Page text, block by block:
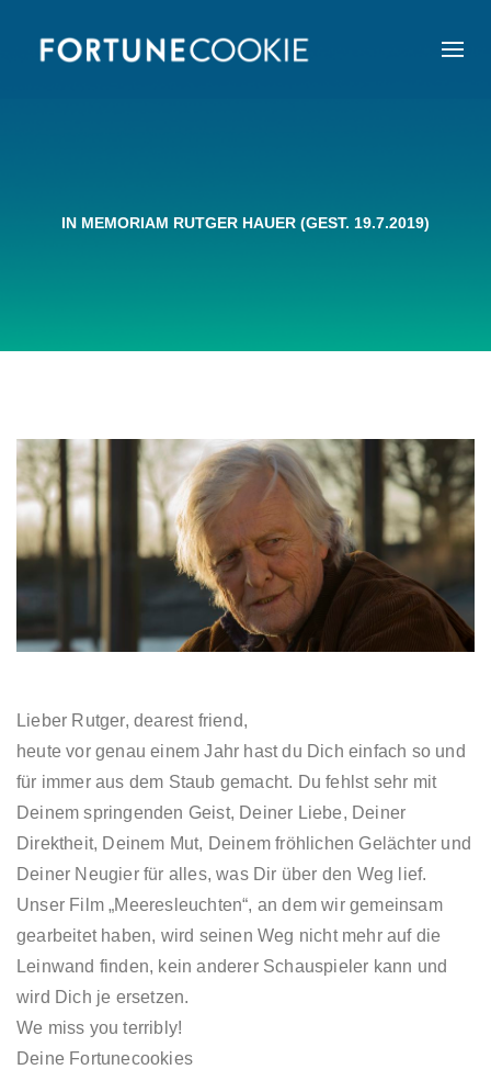
IN MEMORIAM RUTGER HAUER (GEST. 19.7.2019)
Lieber Rutger, dearest friend,
heute vor genau einem Jahr hast du Dich einfach so und
für immer aus dem Staub gemacht. Du fehlst sehr mit
Deinem springenden Geist, Deiner Liebe, Deiner
Direktheit, Deinem Mut, Deinem fröhlichen Gelächter und
Deiner Neugier für alles, was Dir über den Weg lief.
Unser Film „Meeresleuchten“, an dem wir gemeinsam
gearbeitet haben, wird seinen Weg nicht mehr auf die
Leinwand finden, kein anderer Schauspieler kann und
wird Dich je ersetzen.
We miss you terribly!
Deine Fortunecookies